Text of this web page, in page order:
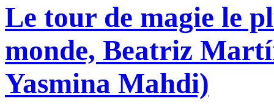
Le tour de magie le
monde, Beatriz
Yasmina Mahdi)